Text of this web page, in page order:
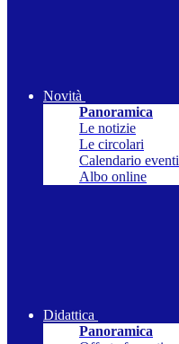
Novità
Panoramica
Le notizie
Le circolari
Calendario eventi
Albo online
Didattica
Panoramica